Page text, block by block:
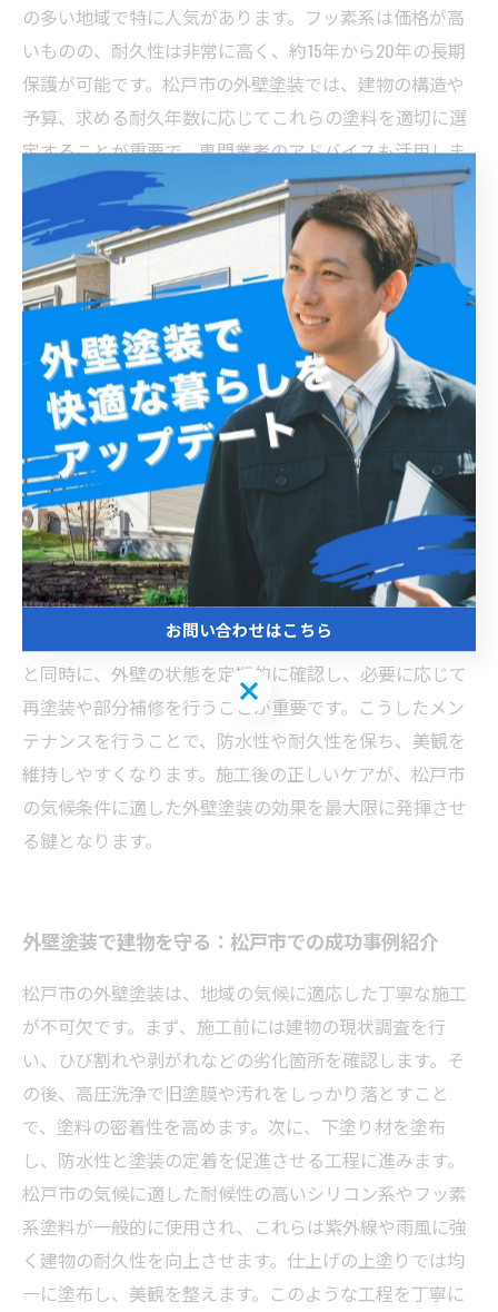
の多い地域で特に人気があります。フッ素系は価格が高
いものの、耐久性は非常に高く、約15年から20年の長期
保護が可能です。松戸市の外壁塗装では、建物の構造や
予算、求める耐久年数に応じてこれらの塗料を適切に選
定することが重要で、専門業者のアドバイスも活用しま
しょう。これにより、より効果的な外壁保護と美観維持
が期待できます。
施工後の注意点と長持ちさせるためのメンテナンス方
法
松戸市で外壁塗装を行った後の注意点として、まず施工
直後の水濡れや汚れを避けることが重要です。塗料が完
全に乾燥するまでは触れたり洗浄したりしないようにし
ましょう。また、定期的なメンテナンスも建物を長持ち
させるために欠かせません。具体的には、半年に一度は
外壁のひび割れや変色をチェックし、早期の補修を心が
けることが推奨されます。松戸市は湿度が高く、雨の多
い気候なので、防水性の高い塗料の使用が効果的である
と同時に、外壁の状態を定期的に確認し、必要に応じて
再塗装や部分補修を行うことが重要です。こうしたメン
テナンスを行うことで、防水性や耐久性を保ち、美観を
維持しやすくなります。施工後の正しいケアが、松戸市
の気候条件に適した外壁塗装の効果を最大限に発揮させ
る鍵となります。
外壁塗装で建物を守る：松戸市での成功事例紹介
松戸市の外壁塗装は、地域の気候に適応した丁寧な施工
が不可欠です。まず、施工前には建物の現状調査を行
い、ひび割れや剥がれなどの劣化箇所を確認します。そ
の後、高圧洗浄で旧塗膜や汚れをしっかり落とすこと
で、塗料の密着性を高めます。次に、下塗り材を塗布
し、防水性と塗装の定着を促進させる工程に進みます。
松戸市の気候に適した耐候性の高いシリコン系やフッ素
系塗料が一般的に使用され、これらは紫外線や雨風に強
く建物の耐久性を向上させます。仕上げの上塗りでは均
一に塗布し、美観を整えます。このような工程を丁寧に
お問い合わせはこちら
お問い合わせはこちら